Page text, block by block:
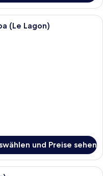
Hotelzimmer mit Bett,
(Le Lagon)
und Preise sehen
Hotelzimmer mit einem großen